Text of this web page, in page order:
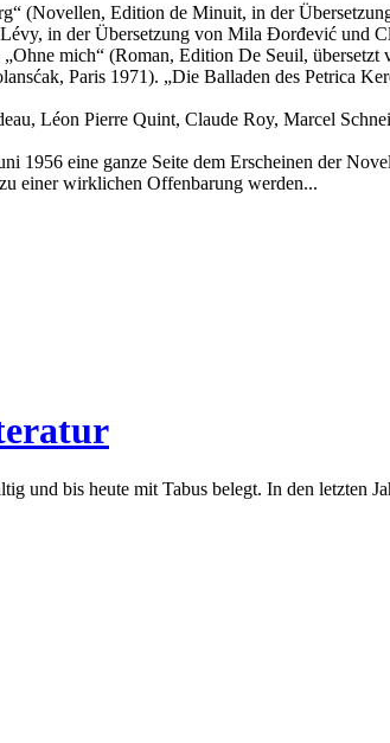
(Novellen, Edition de Minuit, in der
in der Übersetzung von Mila Đorđević und
mich“ (Roman, Edition De Seuil,
Paris 1971). „Die Balladen des Petrica
Léon Pierre Quint, Claude Roy, Marcel
eine ganze Seite dem Erscheinen der
einer wirklichen Offenbarung werden...
und bis heute mit Tabus belegt. In den letzten